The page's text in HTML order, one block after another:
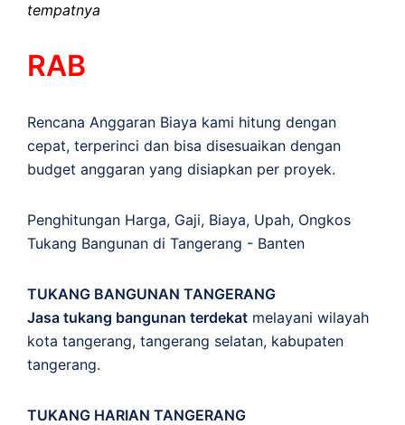
tempatnya
RAB
Rencana Anggaran Biaya kami hitung dengan
cepat, terperinci dan bisa disesuaikan dengan
budget anggaran yang disiapkan per proyek.
Penghitungan Harga, Gaji, Biaya, Upah, Ongkos
Tukang Bangunan di Tangerang - Banten
TUKANG BANGUNAN TANGERANG
Jasa tukang bangunan terdekat melayani wilayah
kota tangerang, tangerang selatan, kabupaten
tangerang.
TUKANG HARIAN TANGERANG